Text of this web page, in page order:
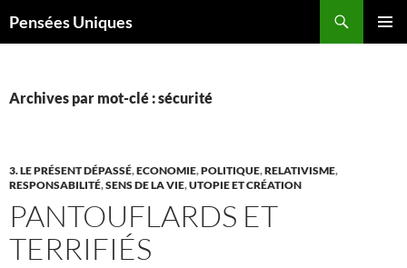
Pensées Uniques
Archives par mot-clé : sécurité
3. LE PRÉSENT DÉPASSÉ,ECONOMIE,POLITIQUE,RELATIVISME,
RESPONSABILITÉ,SENS DE LA VIE,UTOPIE ET CRÉATION
PANTOUFLARDS ET
TERRIFIÉS